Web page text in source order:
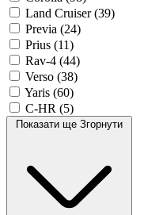
Land Cruiser(39)
Previa (24)
Prius (11)
Rav-4 (44)
Verso (38)
Yaris (60)
C-HR (5)
Показати ще Згорнути